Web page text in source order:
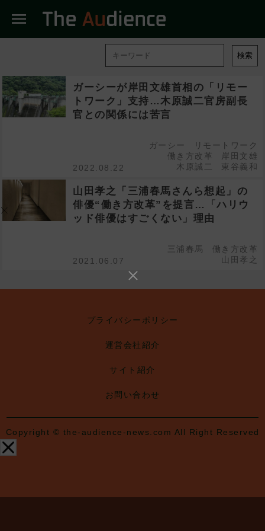
menu
検索
ガーシーが岸田文雄首相の「リモー
トワーク」支持…木原誠二官房副長
官との関係には苦言
2022.08.22
ガーシー
リモートワーク
働き方改革
岸田文雄
木原誠二
東谷義和
山田孝之「三浦春馬さんら想起」の
俳優“働き方改革”を提言…「ハリウ
ッド俳優はすごくない」理由
2021.06.07
三浦春馬
働き方改革
山田孝之
プライバシーポリシー
運営会社紹介
サイト紹介
お問い合わせ
Copyright © the-audience-news.com All Right Reserved